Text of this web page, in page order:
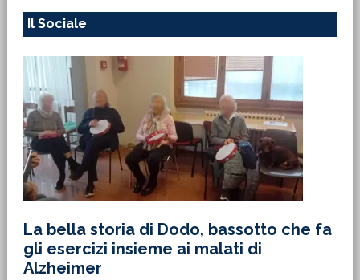
Il Sociale
La bella storia di Dodo, bassotto che fa
gli esercizi insieme ai malati di
Alzheimer